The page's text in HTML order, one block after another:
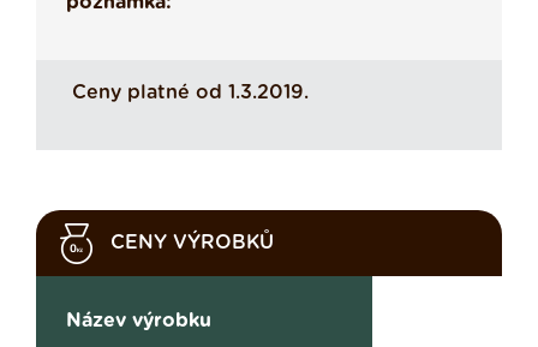
Ceny platné od 1.3.2019.
CENY VÝROBKŮ
Název výrobku